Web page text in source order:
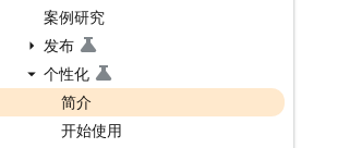
案例研究
发布
个性化
简介
开始使用